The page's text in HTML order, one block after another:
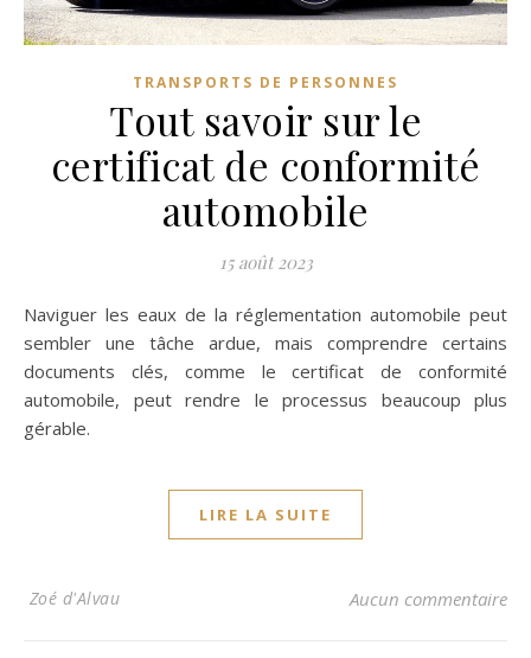
TRANSPORTS DE PERSONNES
Tout savoir sur le
certificat de conformité
automobile
15 août 2023
Naviguer les eaux de la réglementation automobile peut
sembler une tâche ardue, mais comprendre certains
documents clés, comme le certificat de conformité
automobile, peut rendre le processus beaucoup plus
gérable.
LIRE LA SUITE
Zoé d'Alvau Aucun commentaire